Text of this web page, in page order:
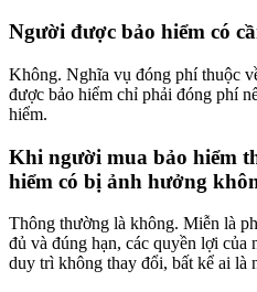
Người được bảo hiểm có
Không. Nghĩa vụ đóng phí thuộc
được bảo hiểm chỉ phải đóng phí
hiểm.
Khi người mua bảo hiểm
hiểm có bị ảnh hưởng
Thông thường là không. Miễn là
đủ và đúng hạn, các quyền lợi
duy trì không thay đổi, bất kể ai là